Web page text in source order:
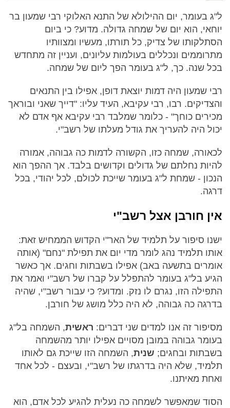
ל"ג בעומר, יום ההילולא של התנא האלוקי רבי שמעון בר
יוחאי, הוא יום של שמחה גדולה. מדוע? כי ביום
הסתלקותו של צדיק, כל תורתו, מעשיו ומצוותיו
מתרוממים ונכללים בעולמות עליונים, ועניין זה מתחדש
בכל שנה. כך, ל"ג בעומר הפך ליום של שמחה.
רבי שמעון היה דמות יוצאת דופן, אפילו בין התנאים
והצדיקים. רבו, רבי עקיבא, העיד עליו: "דייך שאני ובוראך
מכירים כוחך" - כלומר שמלבד רבי עקיבא אף אדם לא
יכול היה להעריך את גודל מעלתו של רשב"י.
לכאורה, שמחה כזו, הקשורה לדמות כה גבוהה, אמורה
להיות נחלתם של גדולים וקדושים בלבד. אך ההפך הוא
הנכון - שמחת ל"ג בעומר שייכת לכולם, לכל יהודי, בכל
דרגה.
אין חורבן אצל רשב"י
ישנו סיפור על תלמיד של האר"י הקדוש הממחיש זאת:
אותו תלמיד נהג לומר מדי יום את תפילת "נחם" (אותה
אומרים בתשעה באב) אפילו בשבתות וחגים. אך כאשר
הגיע בל"ג בעומר להתפלל על קברו של רשב"י ואמר את
התפילה הזו, נגרם לו נזק. ומדוע? כי עבור רשב"י, שהיה
בדרגה כה גבוהה, לא היה כלל מושג של חורבן.
מסיפור זה אנו למדים שני דברים: ראשית, השמחה בל"ג
בעומר גבוהה במובן מסויים אפילו יותר מהשמחה
בשבתות ובחגים; שנית, השמחה הזו שייכת גם לאותו
תלמיד, שלא היה בדרגתו של רשב"י, ובעצם - לכל אחד
ואחת מאיתנו.
הסוד שמאפשר לשמחה כה נעלית להגיע לכל אדם, הוא